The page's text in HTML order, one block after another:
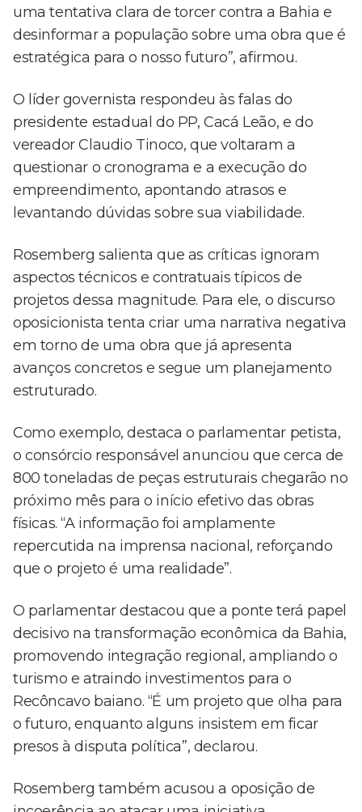
uma tentativa clara de torcer contra a Bahia e
desinformar a população sobre uma obra que é
estratégica para o nosso futuro”, afirmou.
O líder governista respondeu às falas do
presidente estadual do PP, Cacá Leão, e do
vereador Claudio Tinoco, que voltaram a
questionar o cronograma e a execução do
empreendimento, apontando atrasos e
levantando dúvidas sobre sua viabilidade.
Rosemberg salienta que as críticas ignoram
aspectos técnicos e contratuais típicos de
projetos dessa magnitude. Para ele, o discurso
oposicionista tenta criar uma narrativa negativa
em torno de uma obra que já apresenta
avanços concretos e segue um planejamento
estruturado.
Como exemplo, destaca o parlamentar petista,
o consórcio responsável anunciou que cerca de
800 toneladas de peças estruturais chegarão no
próximo mês para o início efetivo das obras
físicas. “A informação foi amplamente
repercutida na imprensa nacional, reforçando
que o projeto é uma realidade”.
O parlamentar destacou que a ponte terá papel
decisivo na transformação econômica da Bahia,
promovendo integração regional, ampliando o
turismo e atraindo investimentos para o
Recôncavo baiano. “É um projeto que olha para
o futuro, enquanto alguns insistem em ficar
presos à disputa política”, declarou.
Rosemberg também acusou a oposição de